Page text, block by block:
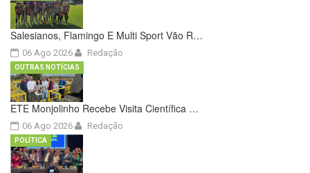
Salesianos, Flamingo E Multi Sport Vão R…
06 Ago 2026 Redação
ETE Monjolinho Recebe Visita Científica …
06 Ago 2026
OUTRAS NOTÍCIAS
Redação
POLÍTICA